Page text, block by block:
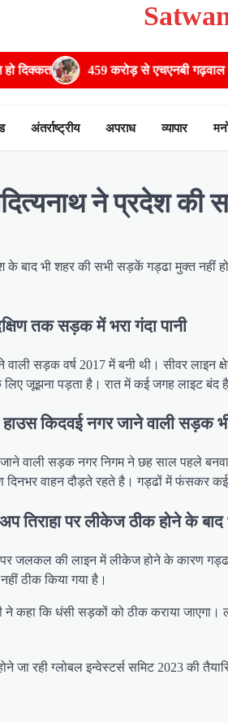
459 करोड़ से एचएनबी गढ़वाल विश्वविद्यालय
अंतर्राष्ट्रीय अपराध व्यापार
ने प्रदेश
बाद भी शहर की सभी सड़कें गड्ढा मुक्त नहीं
तक सड़क में भरा गंदा पानी
वाली सड़क वर्ष 2017 में बनी थी। सीवर
जूझना पड़ता है। रात में कई जगह लाइट
हाउस किदवई नगर जाने वाली सड़क
जाने वाली सड़क नगर निगम ने छह साल पहले
वाहन दौड़ते रहते है। गड्ढों में फंसकर कई
तिराहा पर लीकेज ठीक होने के बाद
पर जलकल की लाइन में लीकेज होने के कारण
ठीक किया गया है।
ने कहा क‍ि धंसी सड़कों को ठीक कराया
जा रही ग्लोबल इन्वेस्टर्स समिट 2023 की